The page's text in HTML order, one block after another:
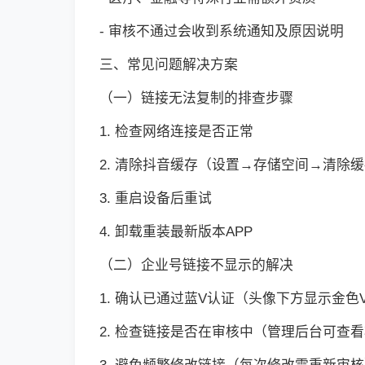
- 审核不通过会收到系统通知及原因说明
三、常见问题解决方案
（一）链接无法复制的排查步骤
1. 检查网络连接是否正常
2. 清除抖音缓存（设置→存储空间→清除缓
3. 重启设备后重试
4. 卸载重装最新版本APP
（二）企业号链接不显示的解决
1. 确认已通过蓝V认证（头像下方显示金色V
2. 检查链接是否在审核中（管理后台可查看